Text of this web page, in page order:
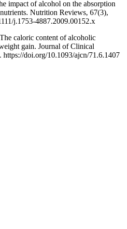
impact of alcohol on the absorption
Nutrition Reviews, 67(3),
j.1753-4887.2009.00152.x
caloric content of alcoholic
gain. Journal of Clinical
doi.org/10.1093/ajcn/71.6.1407